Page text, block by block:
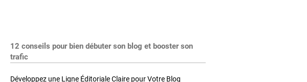
12 conseils pour bien débuter son blog et booster son
trafic
Développez une Ligne Éditoriale Claire pour Votre Blog